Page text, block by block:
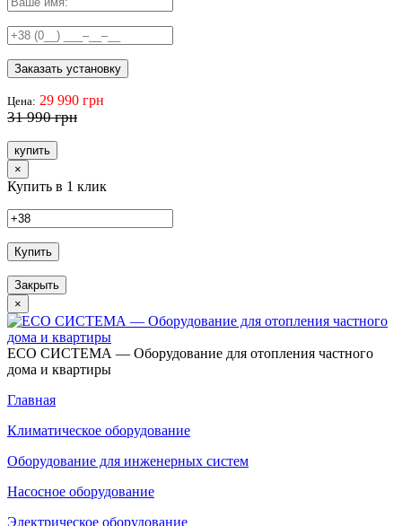
Заказать установку
Цена: 29 990 грн
31 990 грн
купить
×
Купить в 1 клик
Купить
Закрыть
×
ECO СИСТЕМА — Оборудование для отопления частного
дома и квартиры
Главная
Климатическое оборудование
Оборудование для инженерных систем
Насосное оборудование
Электрическое оборудование